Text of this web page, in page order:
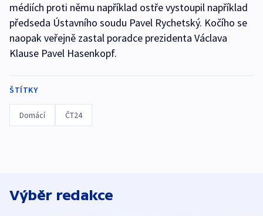
médiích proti němu například ostře vystoupil například
předseda Ústavního soudu Pavel Rychetský. Kočího se
naopak veřejně zastal poradce prezidenta Václava
Klause Pavel Hasenkopf.
ŠTÍTKY
Domácí ČT24
Výběr redakce